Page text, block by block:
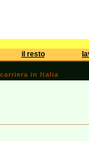
il resto
in Italia